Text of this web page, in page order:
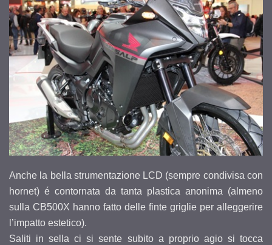
Anche la bella strumentazione LCD (sempre condivisa con
hornet) é contornata da tanta plastica anonima (almeno
sulla CB500X hanno fatto delle finte griglie per alleggerire
l’impatto estetico).
Saliti in sella ci si sente subito a proprio agio si tocca